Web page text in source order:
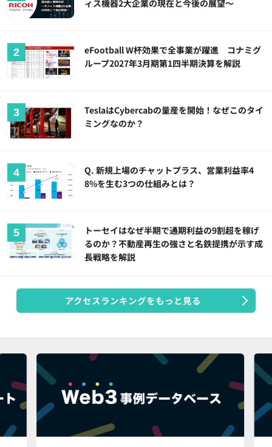
ィス機器2大企業の現在と今後の展望～
eFootball W杯効果で全事業が躍進 コナミグ
ループ2027年3月期第1四半期決算を解説
TeslaはCybercabの量産を開始！なぜこのタイ
ミングなのか？
Q. 新規上場のチャットプラス、営業利益率4
8%を生む3つの仕組みとは？
トーセイはなぜ半期で通期利益の9割超を稼げ
るのか？不動産再生の強さと名鉄提携が示す成
長戦略を解説
アクセスランキングをもっと見る